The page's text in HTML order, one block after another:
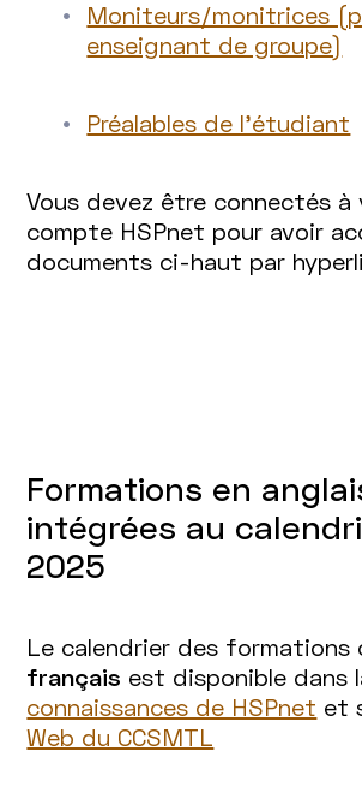
Moniteurs/monitrices
enseignant de groupe)
Préalables de l’étudiant
Vous devez être connectés à
compte HSPnet pour avoir
documents ci-haut par
Formations en
intégrées au
2025
Le calendrier des
français est disponible dans
connaissances de HSPnet et
Web du CCSMTL